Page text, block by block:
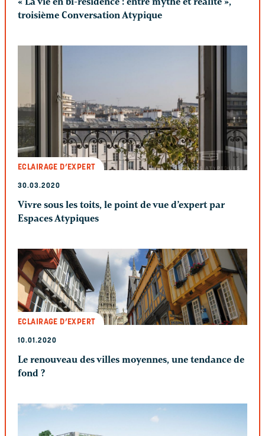
troisième Conversation Atypique
ECLAIRAGE D’EXPERT
30.03.2020
Vivre sous les toits, le point de vue d’expert par
Espaces Atypiques
ECLAIRAGE D’EXPERT
10.01.2020
Le renouveau des villes moyennes, une tendance de
fond ?